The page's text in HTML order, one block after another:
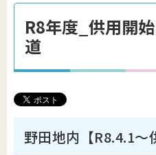
R8年度_供用開
道
野田地内【R8.4.1～